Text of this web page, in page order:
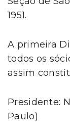
1951.
A primeira
todos os
assim
Presidente:
Paulo)